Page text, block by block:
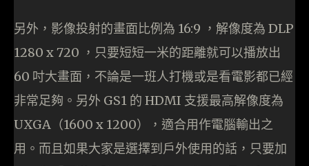
另外，影像投射的畫面比例為 16:9 ，解像度為 DLP
1280 x 720 ，只要短短一米的距離就可以播放出
60 吋大畫面，不論是一班人打機或是看電影都已經
非常足夠。另外 GS1 的 HDMI 支援最高解像度為
UXGA（1600 x 1200），適合用作電腦輸出之
用。而且如果大家是選擇到戶外使用的話，只要加